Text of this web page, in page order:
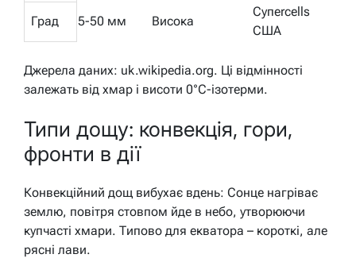
Град
5-50 мм Висока
Супercells
США
Джерела даних: uk.wikipedia.org. Ці відмінності
залежать від хмар і висоти 0°C-ізотерми.
Типи дощу: конвекція, гори,
фронти в дії
Конвекційний дощ вибухає вдень: Сонце нагріває
землю, повітря стовпом йде в небо, утворюючи
купчасті хмари. Типово для екватора – короткі, але
рясні лави.